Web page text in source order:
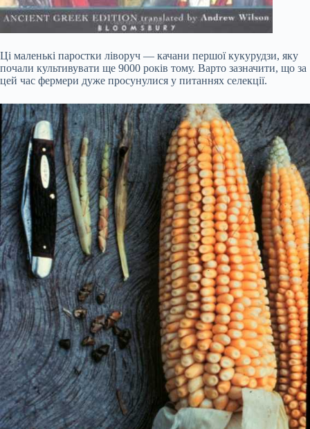
Ці маленькі паростки ліворуч — качани першої кукурудзи, яку
почали культивувати ще 9000 років тому. Варто зазначити, що за
цей час фермери дуже просунулися у питаннях селекції.